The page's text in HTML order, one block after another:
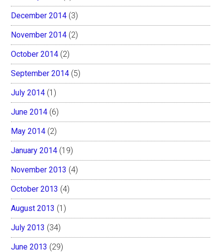
December 2014 (3)
November 2014 (2)
October 2014 (2)
September 2014 (5)
July 2014 (1)
June 2014 (6)
May 2014 (2)
January 2014 (19)
November 2013 (4)
October 2013 (4)
August 2013 (1)
July 2013 (34)
June 2013 (29)